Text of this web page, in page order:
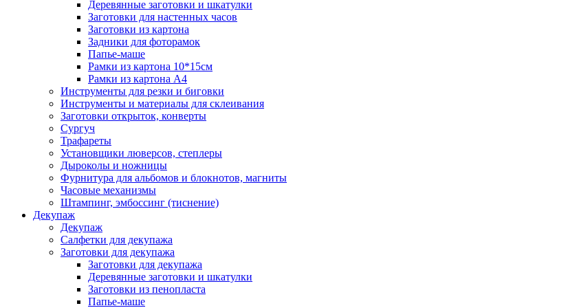
Деревянные заготовки и шкатулки
Заготовки для настенных часов
Заготовки из картона
Задники для фоторамок
Папье-маше
Рамки из картона 10*15см
Рамки из картона А4
Инструменты для резки и биговки
Инструменты и материалы для склеивания
Заготовки открыток, конверты
Сургуч
Трафареты
Установщики люверсов, степлеры
Дыроколы и ножницы
Фурнитура для альбомов и блокнотов, магниты
Часовые механизмы
Штампинг, эмбоссинг (тиснение)
Декупаж
Декупаж
Салфетки для декупажа
Заготовки для декупажа
Заготовки для декупажа
Деревянные заготовки и шкатулки
Заготовки из пенопласта
Папье-маше